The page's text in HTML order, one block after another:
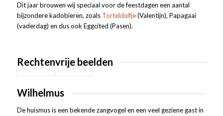
Dit jaar brouwen wij speciaal voor de feestdagen een aantal
bijzondere kadobieren, zoals Tortelduifje(Valentijn), Papagaai
(vaderdag) en dus ook Eggcited (Pasen).
Rechtenvrije beelden
Wilhelmus
De huismus is een bekende zangvogel en een veel geziene gast in